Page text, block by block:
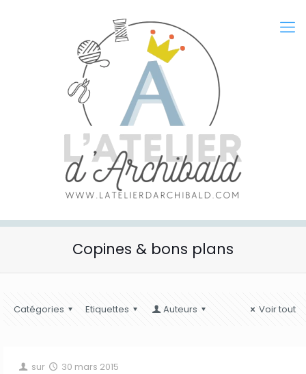
Copines & bons plans
Catégories Etiquettes Auteurs Voir tout
sur
30 mars 2015